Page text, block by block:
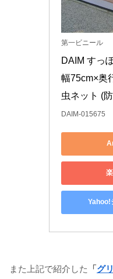
第一ビニール
DAIM すっ
幅75cm×奥
虫ネット (
DAIM-015675
Yahoo!
また上記で紹介した 「グ